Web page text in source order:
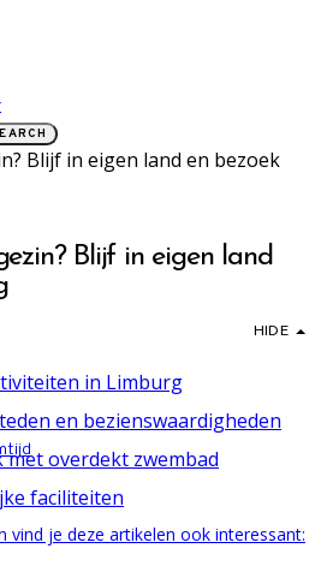
Blijf in eigen land
HIDE
in Limburg
en bezienswaardigheden
overdekt zwembad
faciliteiten
vind je deze artikelen ook interessant: